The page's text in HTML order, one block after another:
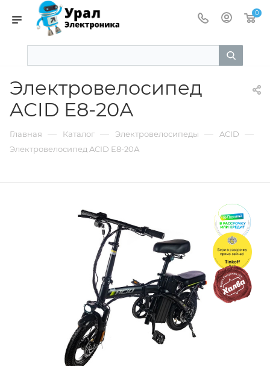
0
Электровелосипед
ACID E8-20А
Главная — Каталог — Электровелосипеды — ACID —
Электровелосипед ACID E8-20А